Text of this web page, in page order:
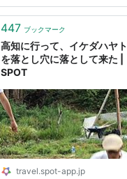
447 ブックマーク
高知に行って、イケダハヤト
を落とし穴に落として来た |
SPOT
travel.spot-app.jp